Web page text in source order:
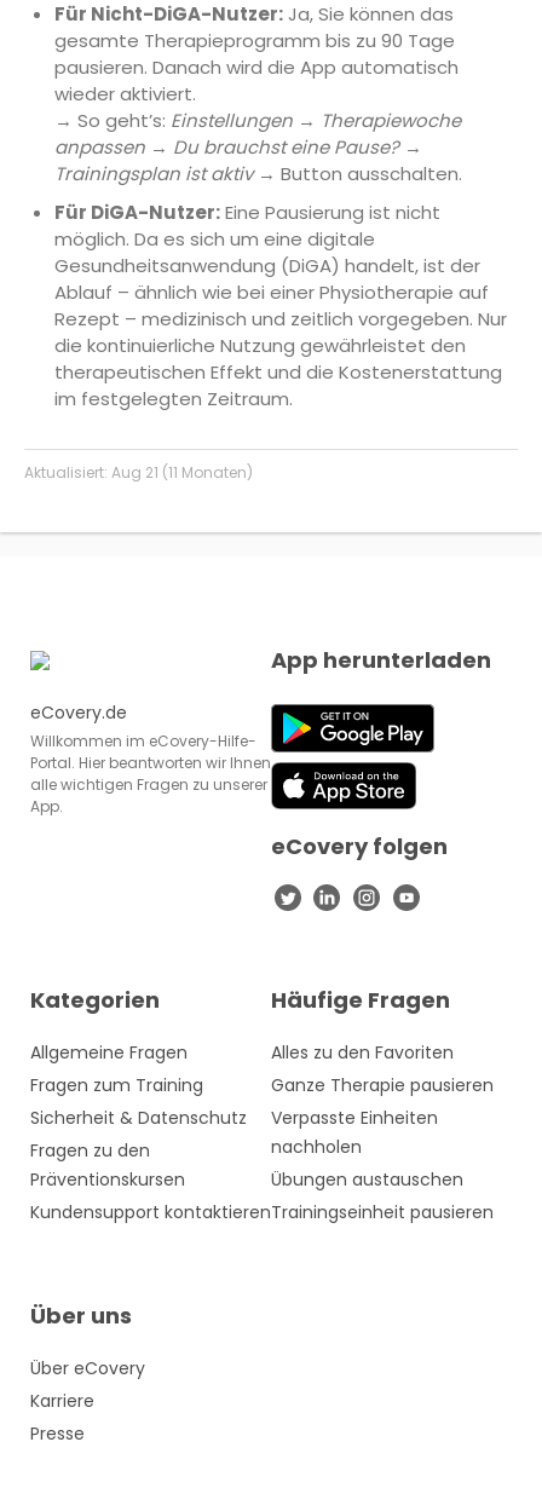
Für Nicht-DiGA-Nutzer:Ja, Sie können das
gesamte Therapieprogramm bis zu 90 Tage
pausieren. Danach wird die App automatisch
wieder aktiviert.
→ So geht’s: Einstellungen → Therapiewoche
anpassen → Du brauchst eine Pause?→
Trainingsplan ist aktiv→ Button ausschalten.
Für DiGA-Nutzer:Eine Pausierung ist nicht
möglich. Da es sich um eine digitale
Gesundheitsanwendung (DiGA) handelt, ist der
Ablauf – ähnlich wie bei einer Physiotherapie auf
Rezept – medizinisch und zeitlich vorgegeben. Nur
die kontinuierliche Nutzung gewährleistet den
therapeutischen Effekt und die Kostenerstattung
im festgelegten Zeitraum.
Aktualisiert: Aug 21 (11 Monaten)
eCovery.de
Willkommen im eCovery-Hilfe-
Portal. Hier beantworten wir Ihnen
alle wichtigen Fragen zu unserer
App.
Kategorien
Allgemeine Fragen
Fragen zum Training
Sicherheit & Datenschutz
Fragen zu den
Präventionskursen
Kundensupport kontaktieren
Häufige Fragen
Alles zu den Favoriten
Ganze Therapie pausieren
Verpasste Einheiten
nachholen
Übungen austauschen
Trainingseinheit pausieren
Über uns
Über eCovery
Karriere
Presse
App herunterladen
eCovery folgen